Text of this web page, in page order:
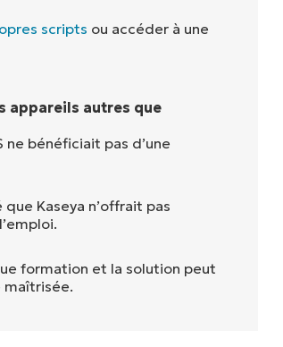
scripts ou accéder à une
appareils autres que
bénéficiait pas d’une
Kaseya n’offrait pas
formation et la solution peut
maîtrisée.